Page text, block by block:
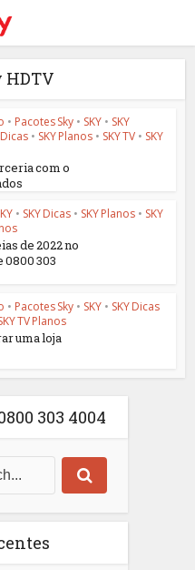
HDTV
• Pacotes Sky • SKY • SKY
Dicas • SKY Planos • SKY TV • SKY
com o
• SKY Dicas • SKY Planos • SKY
de 2022 no
0800 303
• Pacotes Sky • SKY • SKY Dicas
TV Planos
uma loja
303 4004